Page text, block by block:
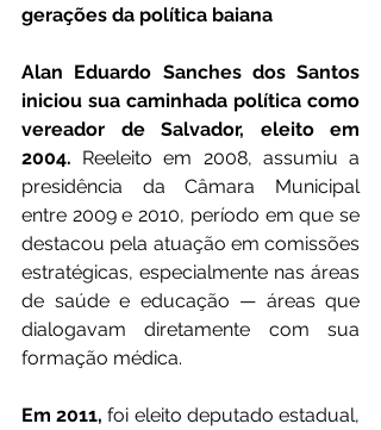
gerações da política baiana
Alan Eduardo Sanches dos Santos
iniciou sua caminhada política como
vereador de Salvador, eleito em
2004. Reeleito em 2008, assumiu a
presidência da Câmara Municipal
entre 2009 e 2010, período em que se
destacou pela atuação em comissões
estratégicas, especialmente nas áreas
de saúde e educação — áreas que
dialogavam diretamente com sua
formação médica.
Em 2011, foi eleito deputado estadual,